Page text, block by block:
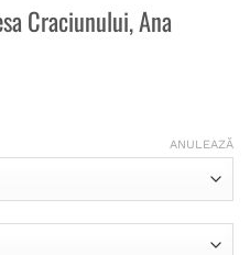
Craciunului, Ana
ANULEAZĂ